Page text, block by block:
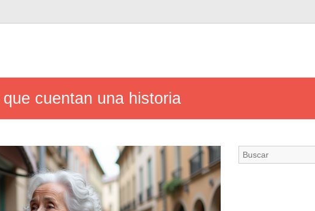
cuentan una historia